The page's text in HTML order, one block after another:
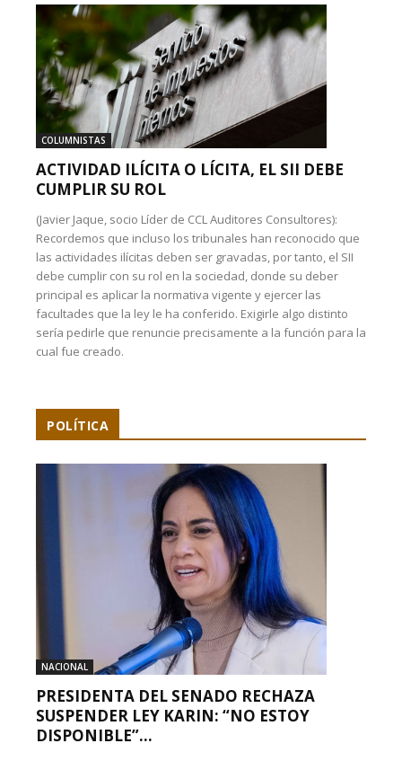
COLUMNISTAS
ACTIVIDAD ILÍCITA O LÍCITA, EL SII DEBE
CUMPLIR SU ROL
(Javier Jaque, socio Líder de CCL Auditores Consultores):
Recordemos que incluso los tribunales han reconocido que
las actividades ilícitas deben ser gravadas, por tanto, el SII
debe cumplir con su rol en la sociedad, donde su deber
principal es aplicar la normativa vigente y ejercer las
facultades que la ley le ha conferido. Exigirle algo distinto
sería pedirle que renuncie precisamente a la función para la
cual fue creado.
POLÍTICA
NACIONAL
PRESIDENTA DEL SENADO RECHAZA
SUSPENDER LEY KARIN: “NO ESTOY
DISPONIBLE”...